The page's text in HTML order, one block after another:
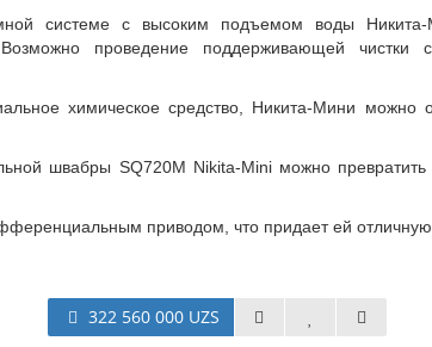
системе с высоким подъемом воды
проведение поддерживающей чистки
химическое средство, Никита-Мини
швабры SQ720M Nikita-Mini можно превратить
приводом, что придает ей
322 560 000 UZS